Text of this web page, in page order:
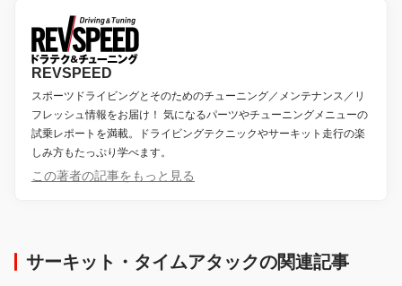
REVSPEED
スポーツドライビングとそのためのチューニング／メンテナンス／リ
フレッシュ情報をお届け！ 気になるパーツやチューニングメニューの
試乗レポートを満載。ドライビングテクニックやサーキット走行の楽
しみ方もたっぷり学べます。
この著者の記事をもっと見る
サーキット・タイムアタックの関連記事